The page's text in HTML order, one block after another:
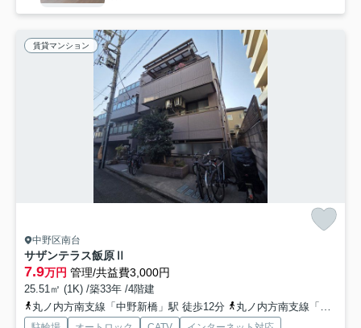
賃貸マンション
中野区南台
サザンテラス飯原Ⅱ
7.9万円 管理/共益費3,000円
25.51㎡ (1K) /築33年 /4階建
丸ノ内方南支線「中野新橋」駅 徒歩12分
丸ノ内方南支線「中野富士見町」駅 徒歩13分